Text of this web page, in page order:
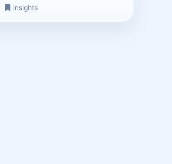
insights